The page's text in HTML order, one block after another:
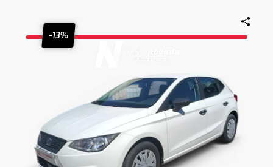
-13%